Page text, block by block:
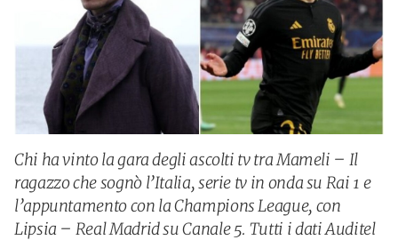
Chi ha vinto la gara degli ascolti tv tra Mameli – Il
ragazzo che sognò l’Italia, serie tv in onda su Rai 1 e
l’appuntamento con la Champions League, con
Lipsia – Real Madrid su Canale 5. Tutti i dati Auditel